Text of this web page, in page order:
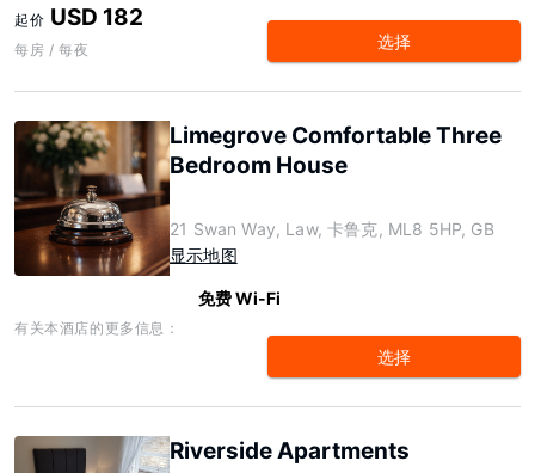
起价 USD 182
每房 / 每夜 选择
Limegrove Comfortable Three
Bedroom House
21 Swan Way, Law, 卡鲁克, ML8 5HP, GB
显示地图
免费 Wi-Fi
有关本酒店的更多信息：
选择
Riverside Apartments